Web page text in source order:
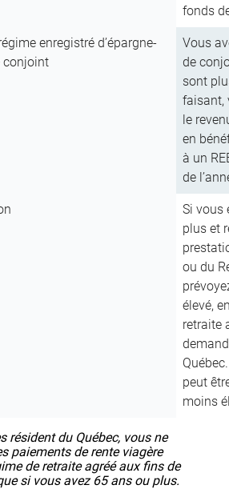
fonds
enregistré d’épargne-
conjoint
Vous
de
sont
faisant,
le
en
à un
de
Si vous
plus et
ou du
élevé,
retraite
peut
moins
résident du Québec, vous ne
paiements de rente viagère
de retraite agréé aux fins de
si vous avez 65 ans ou plus.